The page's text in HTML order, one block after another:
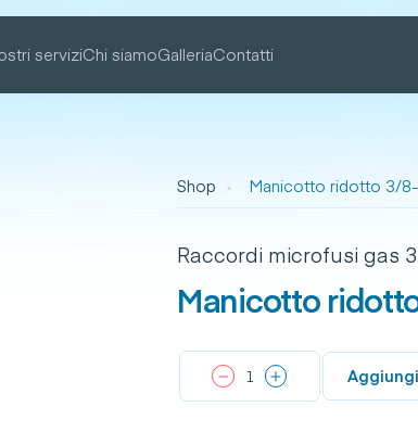
serviziChi siamoGalleriaContatti
Shop Manicotto ridotto 3/
Raccordi microfusi gas
Manicotto